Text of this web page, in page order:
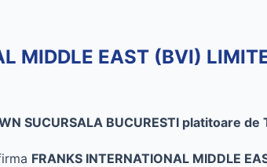
MIDDLE EAST (BVI)
SUCURSALA BUCURESTI platitoare de
FRANKS INTERNATIONAL MIDDLE